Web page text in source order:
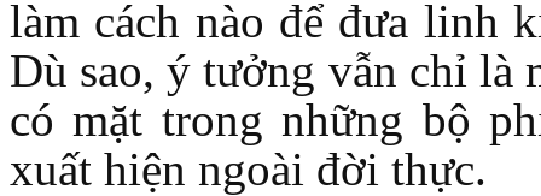
Túi đựng iPad
làm cách nào để đưa linh
Dù sao, ý tưởng vẫn chỉ là
có mặt trong những bộ
xuất hiện ngoài đời thực.